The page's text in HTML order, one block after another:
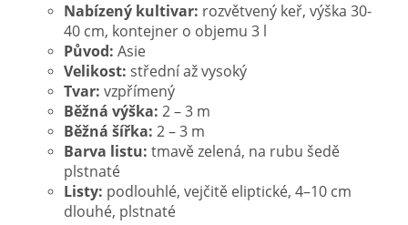
Nabízený kultivar: rozvětvený keř, výška 30-
40 cm, kontejner o objemu 3 l
Původ: Asie
Velikost: střední ažvysoký
Tvar: vzpřímený
Běžná výška: 2 – 3 m
Běžná šířka: 2 – 3 m
Barva listu: tmavě zelená, na rubu šedě
plstnaté
Listy: podlouhlé, vejčitě eliptické, 4–10 cm
dlouhé, plstnaté